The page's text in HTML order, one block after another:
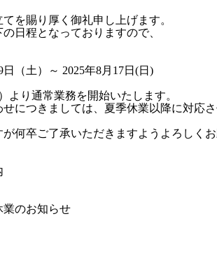
を賜り厚く御礼申し上げます。
日程となっておりますので、
（土）～ 2025年8月17日(日)
より通常業務を開始いたします。
につきましては、夏季休業以降に対応さ
何卒ご了承いただきますようよろしくお
業のお知らせ